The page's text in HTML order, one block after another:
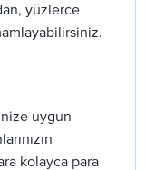
yüzlerce
ze uygun
kolayca para